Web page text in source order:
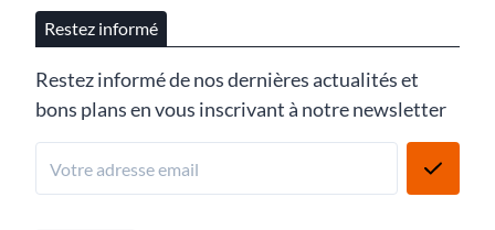
Restez informé
Restez informé de nos dernières actualités et
bons plans en vous inscrivant à notre newsletter